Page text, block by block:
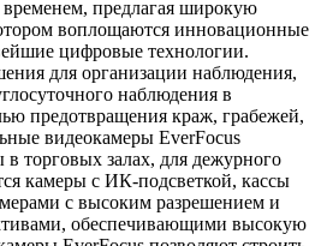
предлагая широкую
воплощаются инновационные
цифровые технологии.
для организации наблюдения,
наблюдения в
предотвращения краж, грабежей,
видеокамеры EverFocus
торговых залах, для дежурного
камеры с ИК-подсветкой, кассы
с высоким разрешением и
обеспечивающими высокую